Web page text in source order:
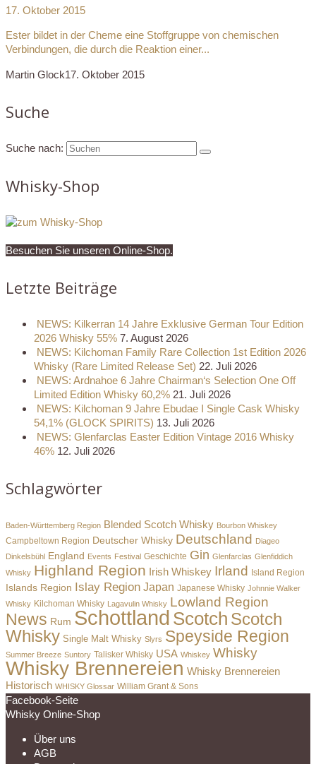
17. Oktober 2015
Ester bildet in der Cheme eine Stoffgruppe von chemischen
Verbindungen, die durch die Reaktion einer...
Martin Glock17. Oktober 2015
Suche
Suche nach:
Whisky-Shop
Besuchen Sie unseren Online-Shop.
Letzte Beiträge
NEWS: Kilkerran 14 Jahre Exklusive German Tour Edition
2026 Whisky 55% 7. August 2026
NEWS: Kilchoman Family Rare Collection 1st Edition 2026
Whisky (Rare Limited Release Set) 22. Juli 2026
NEWS: Ardnahoe 6 Jahre Chairman‘s Selection One Off
Limited Edition Whisky 60,2% 21. Juli 2026
NEWS: Kilchoman 9 Jahre Ebudae I Single Cask Whisky
54,1% (GLOCK SPIRITS) 13. Juli 2026
NEWS: Glenfarclas Easter Edition Vintage 2016 Whisky
46% 12. Juli 2026
Schlagwörter
Baden-Württemberg Region Blended Scotch Whisky Bourbon Whiskey
Campbeltown Region Deutscher Whisky Deutschland Diageo
Dinkelsbühl England Events Festival Geschichte Gin Glenfarclas Glenfiddich
Whisky Highland Region Irish Whiskey Irland Island Region
Islands Region Islay Region Japan Japanese Whisky Johnnie Walker
Whisky Kilchoman Whisky Lagavulin Whisky Lowland Region
News Rum Schottland Scotch Scotch
Whisky Single Malt Whisky Slyrs Speyside Region
Summer Breeze Suntory Talisker Whisky USA Whiskey Whisky
Whisky Brennereien Whisky Brennereien
Historisch WHISKY Glossar William Grant & Sons
Facebook-Seite
Whisky Online-Shop
Über uns
AGB